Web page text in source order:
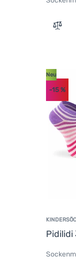
Zum
Pidilidi
Neu
-15%